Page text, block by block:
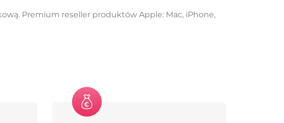
Premium reseller produktów Apple: Mac, iPhone,